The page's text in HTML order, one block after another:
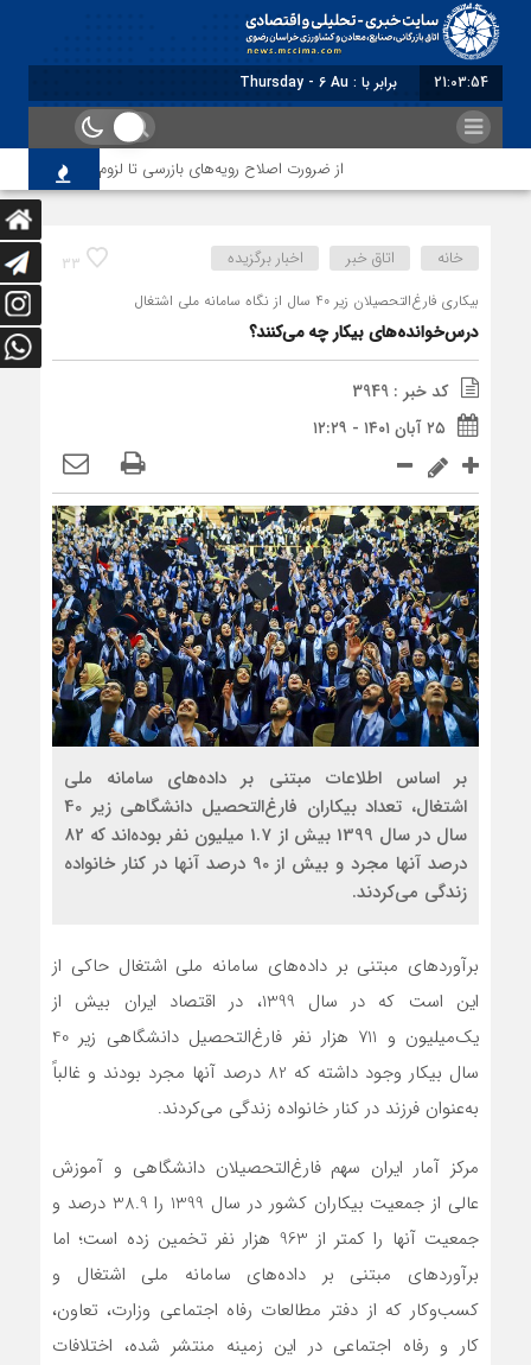
21:03:55 برابر با : Thursday - 6 August - 2026
از ضرورت اصلاح رویه‌های بازرسی تا لزوم اصلاح حکمرانی
33 خانه اتاق خبر اخبار برگزیده
بیکاری فارغ‌التحصیلان زیر 40 سال از نگاه سامانه ملی اشتغال
درس‌خوانده‌های بیکار چه می‌کنند؟
کد خبر : 3949
۲۵ آبان ۱۴۰۱ - ۱۲:۲۹
بر اساس اطلاعات مبتنی بر داده‌های سامانه ملی
اشتغال، تعداد بیکاران فارغ‌التحصیل دانشگاهی زیر 40
سال در سال 1399 بیش از 1.7 میلیون نفر بوده‌اند که 82
درصد آنها مجرد و بیش از 90 درصد آنها در کنار خانواده
زندگی می‌کردند.
برآوردهای مبتنی بر داده‌های سامانه ملی اشتغال حاکی از
این است که در سال 1399، در اقتصاد ایران بیش از
یک‌میلیون و 711 هزار نفر فارغ‌التحصیل دانشگاهی زیر 40
سال بیکار وجود داشته که 82 درصد آنها مجرد بودند و غالباً
به‌عنوان فرزند در کنار خانواده زندگی می‌کردند.
مرکز آمار ایران سهم فارغ‌التحصیلان دانشگاهی و آموزش
عالی از جمعیت بیکاران کشور در سال 1399 را 38.9 درصد و
جمعیت آنها را کمتر از 963 هزار نفر تخمین زده است؛ اما
برآوردهای مبتنی بر داده‌های سامانه ملی اشتغال و
کسب‌وکار که از دفتر مطالعات رفاه اجتماعی وزارت، تعاون،
کار و رفاه اجتماعی در این زمینه منتشر شده، اختلافات